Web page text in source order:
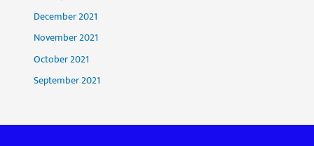
December 2021
November 2021
October 2021
September 2021